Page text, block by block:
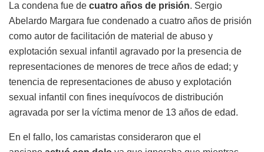
La condena fue de cuatro años de prisión. Sergio
Abelardo Margara fue condenado a cuatro años de prisión
como autor de facilitación de material de abuso y
explotación sexual infantil agravado por la presencia de
representaciones de menores de trece años de edad; y
tenencia de representaciones de abuso y explotación
sexual infantil con fines inequívocos de distribución
agravada por ser la víctima menor de 13 años de edad.
En el fallo, los camaristas consideraron que el